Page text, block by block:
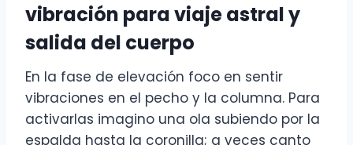
vibración para viaje astral y
salida del cuerpo
En la fase de elevación foco en sentir
vibraciones en el pecho y la columna. Para
activarlas imagino una ola subiendo por la
espalda hasta la coronilla; a veces canto